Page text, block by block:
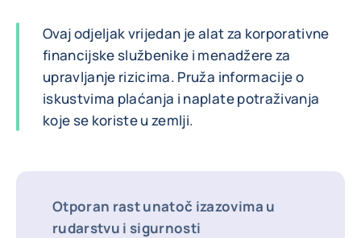
Ovaj odjeljak vrijedan je alat za korporativne
financijske službenike i menadžere za
upravljanje rizicima. Pruža informacije o
iskustvima plaćanja i naplate potraživanja
koje se koriste u zemlji.
Otporan rast unatoč izazovima u
rudarstvu i sigurnosti